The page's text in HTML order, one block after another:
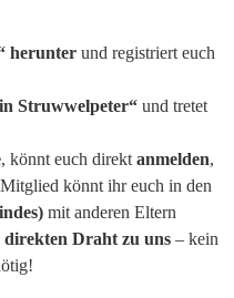
herunter und registriert euch
Struwwelpeter“ und tretet
, könnt euch direkt anmelden,
könnt ihr euch in den
mit anderen Eltern
direkten Draht zu uns – kein